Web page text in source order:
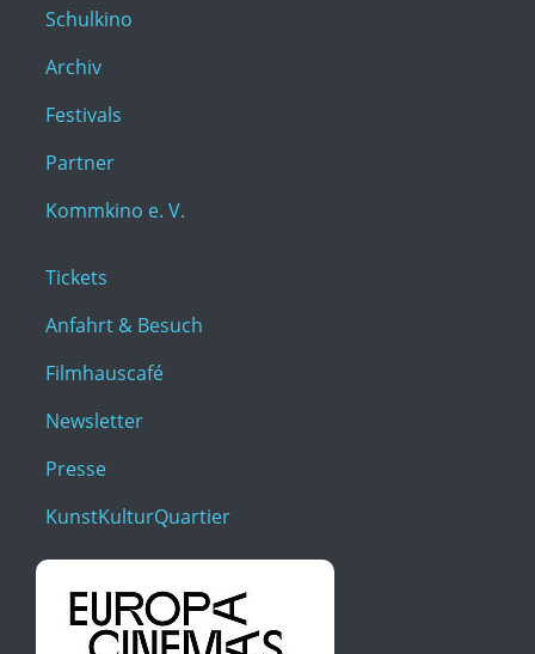
Schulkino
Archiv
Festivals
Partner
Kommkino e. V.
Tickets
Anfahrt & Besuch
Filmhauscafé
Newsletter
Presse
KunstKulturQuartier